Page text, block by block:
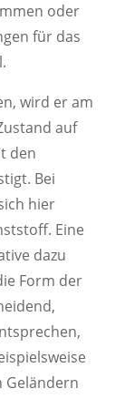
oder
für das
wird er am
auf
den
Bei
hier
Eine
dazu
Form der
Geländern